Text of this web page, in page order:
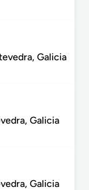
Galicia
Galicia
Galicia